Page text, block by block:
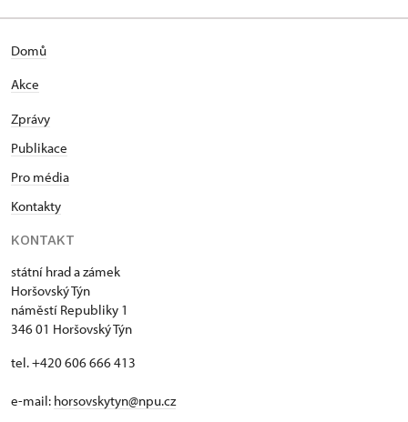
Domů
Akce
Zprávy
Publikace
Pro média
Kontakty
KONTAKT
státní hrad a zámek
Horšovský Týn
náměstí Republiky 1
346 01 Horšovský Týn
tel. +420 606 666 413
e-mail: horsovskytyn@npu.cz